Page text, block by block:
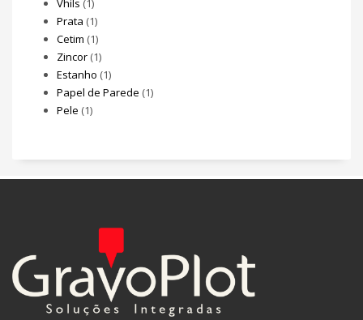
Vhils (1)
Prata (1)
Cetim (1)
Zincor (1)
Estanho (1)
Papel de Parede (1)
Pele (1)